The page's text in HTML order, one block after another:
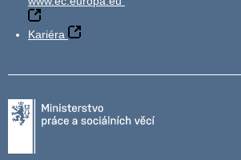
Kariéra